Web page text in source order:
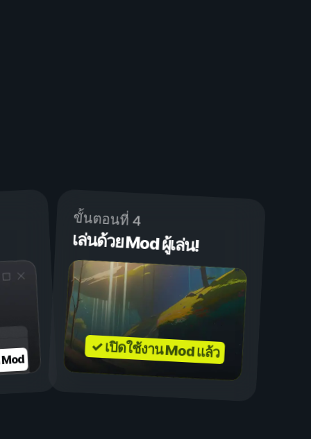
ขั้นตอนที่ 4
เล่นด้วย Mod ผู้เล่น!
✓ เปิดใช้งาน Mod แล้ว